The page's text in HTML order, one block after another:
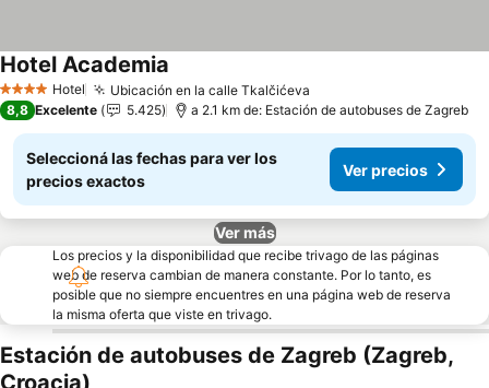
4 EstrellasHotel Ubicación en la calle Tkalčićeva
Hotel Academia
8,8 Excelente 5.425 a 2.1 km de: Estación de autobuses de Zagreb
Seleccioná las fechas para ver los
precios exactos
Ver precios
Ver más
Los precios y la disponibilidad que recibe trivago de las páginas
web de reserva cambian de manera constante. Por lo tanto, es
posible que no siempre encuentres en una página web de reserva
la misma oferta que viste en trivago.
Estación de autobuses de Zagreb (Zagreb,
Croacia)